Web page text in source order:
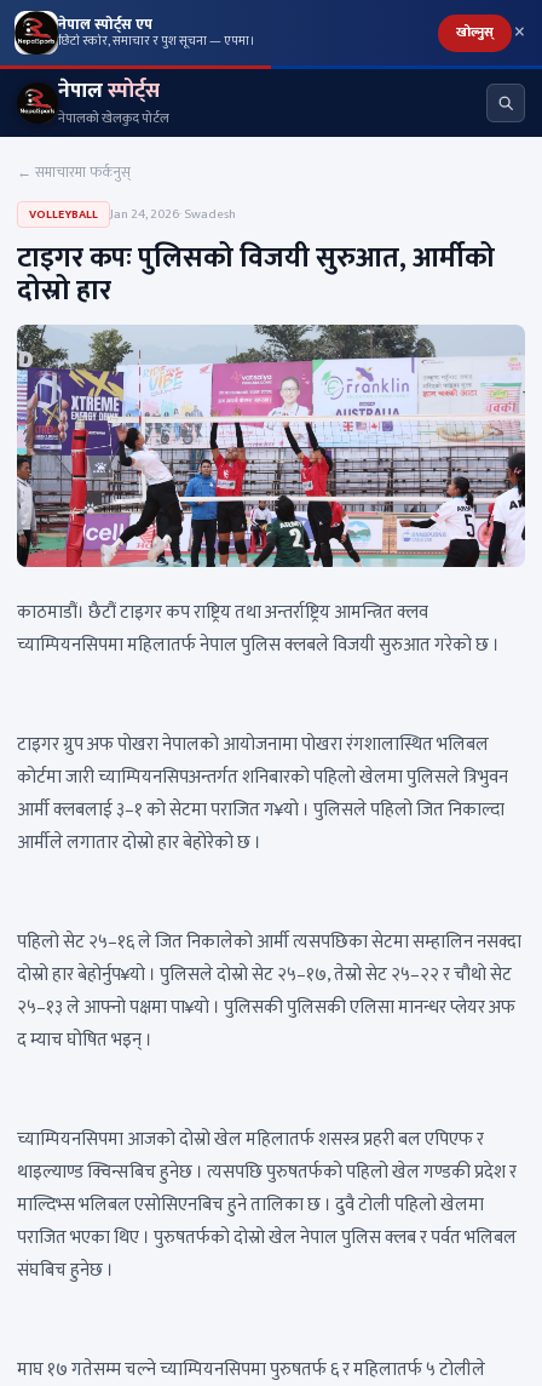
नेपाल स्पोर्ट्स एप
छिटो स्कोर, समाचार र पुश सूचना — एपमा। खोल्नुस् ×
नेपालस्पोर्ट्स
नेपालको खेलकुद पोर्टल
← समाचारमा फर्कनुस्
VOLLEYBALL Jan 24, 2026· Swadesh
टाइगर कपः पुलिसको विजयी सुरुआत, आर्मीको
दोस्रो हार
काठमाडौं। छैटौं टाइगर कप राष्ट्रिय तथा अन्तर्राष्ट्रिय आमन्त्रित क्लव
च्याम्पियनसिपमा महिलातर्फ नेपाल पुलिस क्लबले विजयी सुरुआत गरेको छ ।
टाइगर ग्रुप अफ पोखरा नेपालको आयोजनामा पोखरा रंगशालास्थित भलिबल
कोर्टमा जारी च्याम्पियनसिपअन्तर्गत शनिबारको पहिलो खेलमा पुलिसले त्रिभुवन
आर्मी क्लबलाई ३–१ को सेटमा पराजित ग¥यो । पुलिसले पहिलो जित निकाल्दा
आर्मीले लगातार दोस्रो हार बेहोरेको छ ।
पहिलो सेट २५–१६ ले जित निकालेको आर्मी त्यसपछिका सेटमा सम्हालिन नसक्दा
दोस्रो हार बेहोर्नुप¥यो । पुलिसले दोस्रो सेट २५–१७, तेस्रो सेट २५–२२ र चौथो सेट
२५–१३ ले आफ्नो पक्षमा पा¥यो । पुलिसकी पुलिसकी एलिसा मानन्धर प्लेयर अफ
द म्याच घोषित भइन् ।
च्याम्पियनसिपमा आजको दोस्रो खेल महिलातर्फ शसस्त्र प्रहरी बल एपिएफ र
थाइल्याण्ड क्विन्सबिच हुनेछ । त्यसपछि पुरुषतर्फको पहिलो खेल गण्डकी प्रदेश र
माल्दिभ्स भलिबल एसोसिएनबिच हुने तालिका छ । दुवै टोली पहिलो खेलमा
पराजित भएका थिए । पुरुषतर्फको दोस्रो खेल नेपाल पुलिस क्लब र पर्वत भलिबल
संघबिच हुनेछ ।
माघ १७ गतेसम्म चल्ने च्याम्पियनसिपमा पुरुषतर्फ ६ र महिलातर्फ ५ टोलीले